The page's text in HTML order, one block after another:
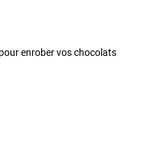
enrober vos chocolats